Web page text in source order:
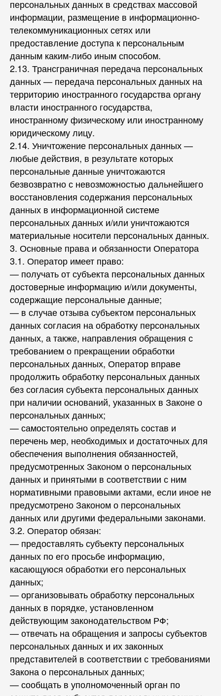
персональных данных в средствах массовой
информации, размещение в информационно-
телекоммуникационных сетях или
предоставление доступа к персональным
данным каким-либо иным способом.
2.13. Трансграничная передача персональных
данных — передача персональных данных на
территорию иностранного государства органу
власти иностранного государства,
иностранному физическому или иностранному
юридическому лицу.
2.14. Уничтожение персональных данных —
любые действия, в результате которых
персональные данные уничтожаются
безвозвратно с невозможностью дальнейшего
восстановления содержания персональных
данных в информационной системе
персональных данных и/или уничтожаются
материальные носители персональных данных.
3. Основные права и обязанности Оператора
3.1. Оператор имеет право:
— получать от субъекта персональных данных
достоверные информацию и/или документы,
содержащие персональные данные;
— в случае отзыва субъектом персональных
данных согласия на обработку персональных
данных, а также, направления обращения с
требованием о прекращении обработки
персональных данных, Оператор вправе
продолжить обработку персональных данных
без согласия субъекта персональных данных
при наличии оснований, указанных в Законе о
персональных данных;
— самостоятельно определять состав и
перечень мер, необходимых и достаточных для
обеспечения выполнения обязанностей,
предусмотренных Законом о персональных
данных и принятыми в соответствии с ним
нормативными правовыми актами, если иное не
предусмотрено Законом о персональных
данных или другими федеральными законами.
3.2. Оператор обязан:
— предоставлять субъекту персональных
данных по его просьбе информацию,
касающуюся обработки его персональных
данных;
— организовывать обработку персональных
данных в порядке, установленном
действующим законодательством РФ;
— отвечать на обращения и запросы субъектов
персональных данных и их законных
представителей в соответствии с требованиями
Закона о персональных данных;
— сообщать в уполномоченный орган по